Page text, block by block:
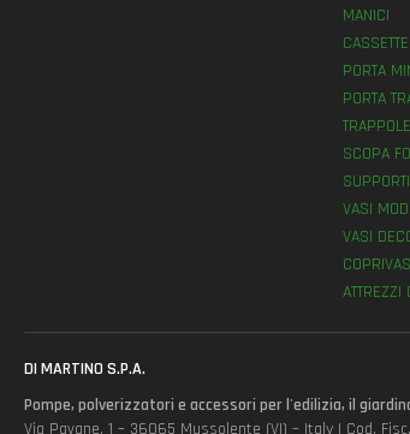
MANICI
PORTA
PORTA
SCOPA
SUPPORTI
VASI
VASI
ATTREZZI
DI MARTINO S.P.A.
Pompe, polverizzatori e accessori per l'edilizia, il
Via Pavane, 1 – 36065 Mussolente (VI) – Italy | Cod.